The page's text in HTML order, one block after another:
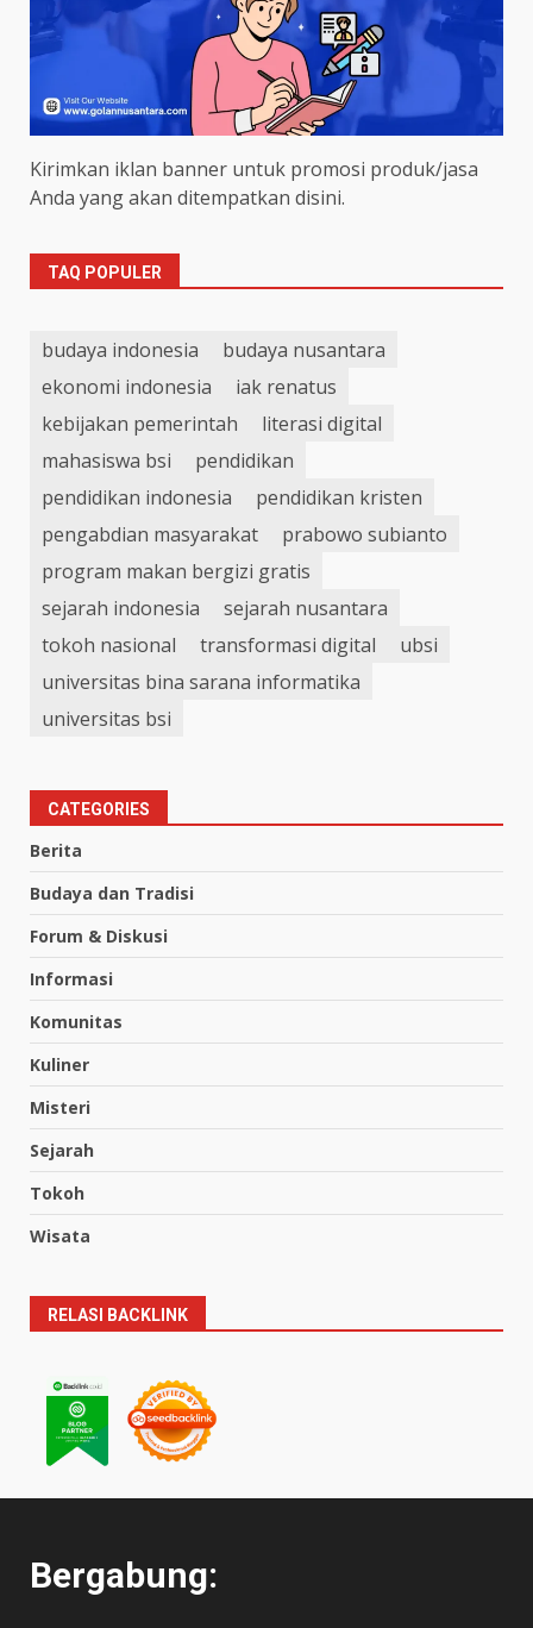
Kirimkan iklan banner untuk promosi produk/jasa
Anda yang akan ditempatkan disini.
TAQ POPULER
budaya indonesia
budaya nusantara
ekonomi indonesia
iak renatus
kebijakan pemerintah
literasi digital
mahasiswa bsi
pendidikan
pendidikan indonesia
pendidikan kristen
pengabdian masyarakat
prabowo subianto
program makan bergizi gratis
sejarah indonesia
sejarah nusantara
tokoh nasional
transformasi digital
ubsi
universitas bina sarana informatika
universitas bsi
CATEGORIES
Berita
Budaya dan Tradisi
Forum & Diskusi
Informasi
Komunitas
Kuliner
Misteri
Sejarah
Tokoh
Wisata
RELASI BACKLINK
Bergabung: